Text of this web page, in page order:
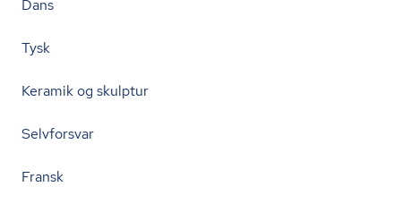
Dans
Tysk
Keramik og skulptur
Selvforsvar
Fransk